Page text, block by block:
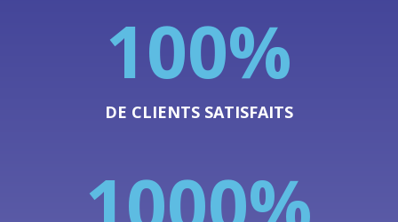
100%
DE CLIENTS SATISFAITS